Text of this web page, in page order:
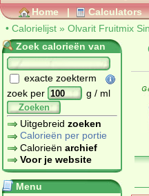
Home | Calculators
• Calorielijst » Olvarit Fruitmix
Zoek calorieën van
exacte zoekterm
zoek per
g / ml
Zoeken
Uitgebreid zoeken
Calorieën per portie
Calorieën archief
Voor je website
Menu